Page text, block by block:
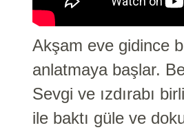
Akşam eve gidince
anlatmaya başlar.
Sevgi ve ızdırabı
ile baktı güle ve